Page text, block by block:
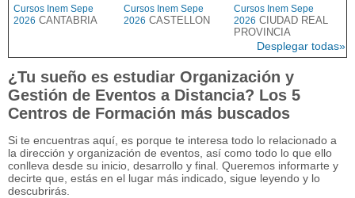
Cursos Inem Sepe
2026 CANTABRIA
Cursos Inem Sepe
2026 CASTELLON
Cursos Inem Sepe
2026 CIUDAD REAL
PROVINCIA
Desplegar todas»
¿Tu sueño es estudiar Organización y
Gestión de Eventos a Distancia? Los 5
Centros de Formación más buscados
Si te encuentras aquí, es porque te interesa todo lo relacionado a
la dirección y organización de eventos, así como todo lo que ello
conlleva desde su inicio, desarrollo y final. Queremos informarte y
decirte que, estás en el lugar más indicado, sigue leyendo y lo
descubrirás.